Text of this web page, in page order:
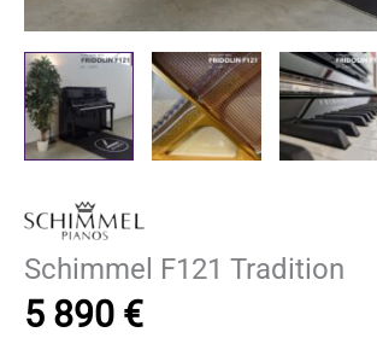
Schimmel F121 Tradition
5 890 €